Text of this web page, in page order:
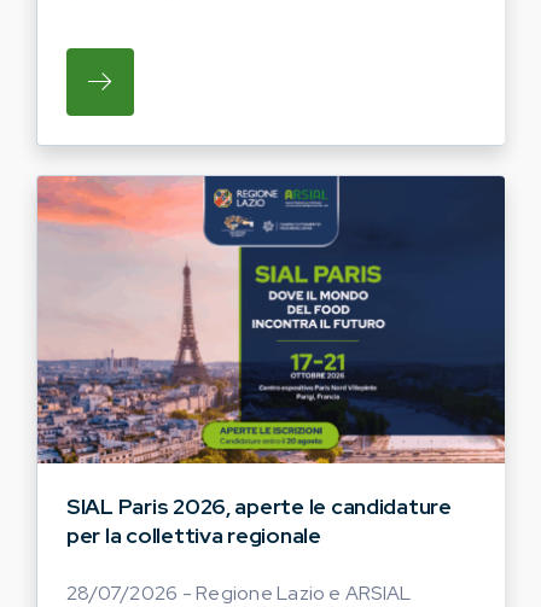
SU REGIONE LAZIO E ARSIAL INVITANO
SIAL Paris 2026, aperte le candidature
per la collettiva regionale
28/07/2026 - Regione Lazio e ARSIAL